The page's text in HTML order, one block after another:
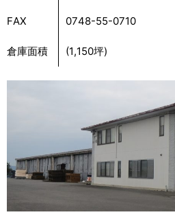
FAX 0748-55-0710
倉庫面積 (1,150坪)